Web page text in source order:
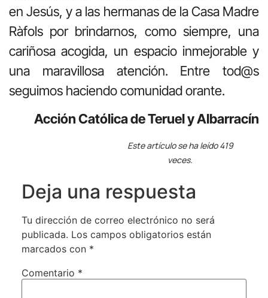
en Jesús, y a las hermanas de la Casa Madre
Ràfols por brindarnos, como siempre, una
cariñosa acogida, un espacio inmejorable y
una maravillosa atención. Entre tod@s
seguimos haciendo comunidad orante.
Acción Católica de Teruel y Albarracín
Este artículo se ha leído 419
veces.
Deja una respuesta
Tu dirección de correo electrónico no será
publicada. Los campos obligatorios están
marcados con *
Comentario *